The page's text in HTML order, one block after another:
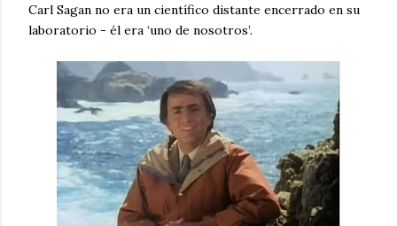
Carl Sagan no era un científico distante encerrado en su
laboratorio - él era ‘uno de nosotros’.